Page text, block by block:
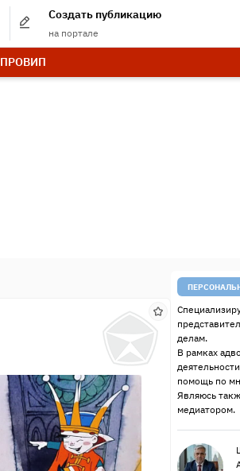
Создать публикацию
на портале
ПРОВИП
делам.
В рамках
помощь по
Являюсь
медиатором.